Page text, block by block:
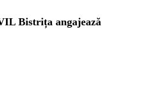
Bistrița angajează